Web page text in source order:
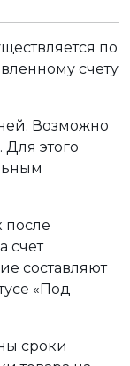
по
счету
Возможно
этого
после
счет
составляют
«Под
сроки